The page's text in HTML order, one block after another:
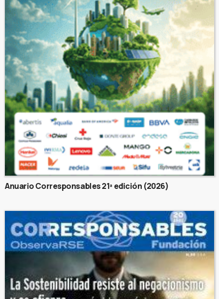
Anuario Corresponsables 21ª edición (2026)